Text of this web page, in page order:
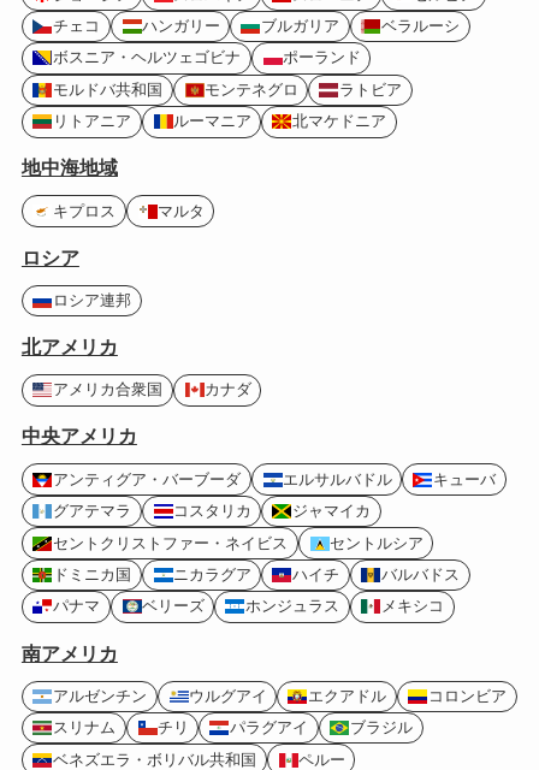
チェコ
ハンガリー ブルガリア
ベラルーシ
ボスニア・ヘルツェゴビナ
ポーランド
モルドバ共和国
モンテネグロ
ラトビア
リトアニア
ルーマニア 北マケドニア
地中海地域
キプロス マルタ
ロシア
ロシア連邦
北アメリカ
アメリカ合衆国 カナダ
中央アメリカ
アンティグア・バーブーダ エルサルバドル
キューバ
グアテマラ
コスタリカ
ジャマイカ
セントクリストファー・ネイビス
セントルシア
ドミニカ国
ニカラグア ハイチ
バルバドス
パナマ
ベリーズ ホンジュラス メキシコ
南アメリカ
アルゼンチン ウルグアイ エクアドル
コロンビア
スリナム
チリ パラグアイ
ブラジル
ベネズエラ・ボリバル共和国
ペルー